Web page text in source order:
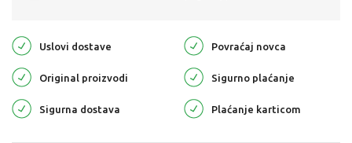
Uslovi dostave Povraćaj novca
Original proizvodi Sigurno plaćanje
Sigurna dostava Plaćanje karticom